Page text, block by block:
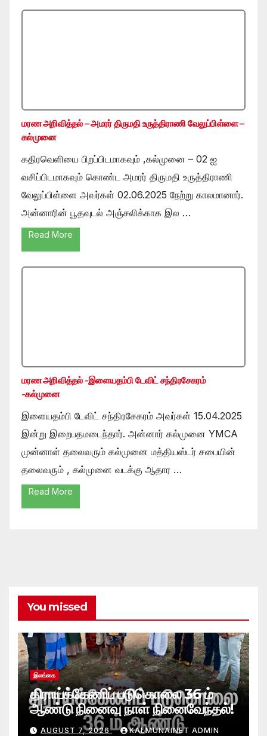
மரண அறிவித்தல் – அமரர் திருமதி உருத்திராணி வேலுப்பிள்ளை –
கல்முனை
கதிரவெளியை பிறப்பிடமாகவும் ,கல்முனை – 02 ஐ
வசிப்பிடமாகவும் கொண்ட அமரர் திருமதி உருத்திராணி
வேலுப்பிள்ளை அவர்கள் 02.06.2025 நேற்று காலமானார்.
அன்னாரின் பூதவுடல் அஞ்சலிக்காக இல …
Read More
மரண அறிவித்தல் -இளையதம்பி டேவிட் சந்திரசேகரம்
-கல்முனை
இளையதம்பி டேவிட் சந்திரசேகரம் அவர்கள் 15.04.2025
இன்று இறைபதமடைந்தார். அன்னார் கல்முனை YMCA
முன்னாள் தலைவரும் கல்முனை மத்தியஸ்டர் சபையின்
தலைவரும் , கல்முனை வடக்கு ஆதார …
Read More
You missed
இலங்கை
திராய்க்கேணிப் படுகொலை 36 ம்
ஆண்டு நினைவு நாள் நினைவேந்தல்!
AUGUST 7, 2026 KALMUNAINET ADMIN